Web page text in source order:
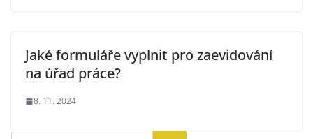
Jaké formuláře vyplnit pro zaevidování
na úřad práce?
8. 11. 2024